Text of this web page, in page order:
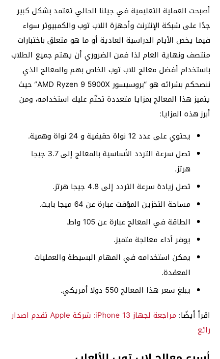
أصبحت العملية التعليمية في جيلنا الحالي تعتمد بشكل كبير
جدًا على شبكة الإنترنت وأجهزة اللاب توب والكمبيوتر سواء
فيما يخص الأيام الدراسية العادية أو ما هو متعلق باختبارات
منتصف ونهاية العام لذا فمن الضروري أن يهتم جميع الطلاب
باستخدام أفضل معالج للاب توب الخاص بهم والمعالج الذي
ننصحكم بشرائه هو “بروسيسور AMD Ryzen 9 5900X” حيث
يتميز هذا المعالج بمزايا متعددة تحتّم عليك استخدامه، ومن
أبرز هذه المزايا:
يحتوي على عدد 12 نواة حقيقية و 24 نواة وهمية.
تصل سرعة التردد الأساسية بالمعالج إلى 3.7 جيجا
هرتز.
تصل زيادة سرعة التردد إلى 4.8 جيجا هرتز.
مساحة التخزين المؤقت عبارة عن 64 ميجا بايت.
الطاقة في المعالج عبارة عن 105 واط.
يوفر أداء معالجة متميز.
يمكن استخدامه في المهام البسيطة والعمليات
المعقدة.
يبلغ سعر هذا المعالج 550 دولا أمريكي.
اقرأ أيضًا:
مراجعة لجهاز iPhone 13: شركة Apple تقدم اصدار
رائع